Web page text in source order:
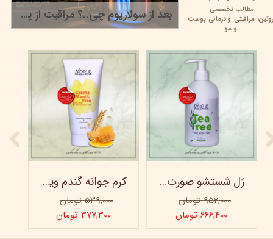
بعد از سولاریوم چی..؟ مراقبت از پوست برنزه
مطالب تخصصی
روتین،مراقبتی ودرمانی پوست
و مو
کرم جوانه گندم ویتابلا - تیوپی 60 میلی‌ لیتر
۵۳۹,۰۰۰ تومان
۳۷۷,۳۰۰ تومان
ژل شستشو صورت ویتابلا - 300 میلی لیتر
۹۵۲,۰۰۰ تومان
۶۶۶,۴۰۰ تومان